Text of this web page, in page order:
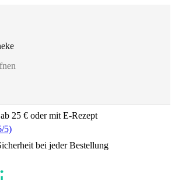
25 € oder mit E-Rezept
/5)
bei jeder Bestellung